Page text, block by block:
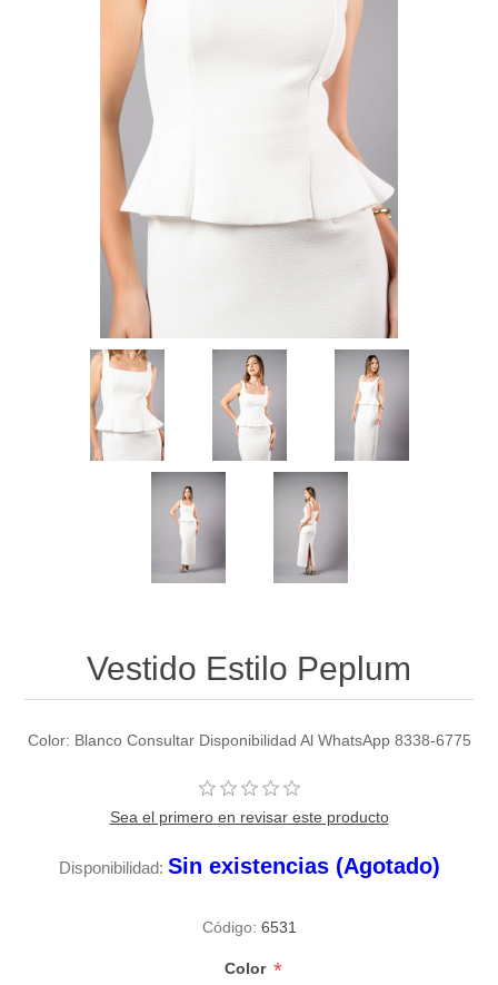
Vestido Estilo Peplum
Color: Blanco Consultar Disponibilidad Al WhatsApp 8338-6775
Sea el primero en revisar este producto
Disponibilidad: Sin existencias (Agotado)
Código: 6531
Color *